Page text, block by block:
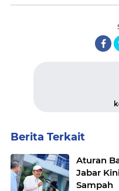
Berita Terkait
Aturan
Jabar
Sampah